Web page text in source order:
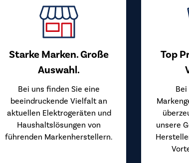
Starke Marken. Große
Auswahl.
Bei uns finden Sie eine
beeindruckende Vielfalt an
aktuellen Elektrogeräten und
Haushaltslösungen von
führenden Markenherstellern.
Top
unsere